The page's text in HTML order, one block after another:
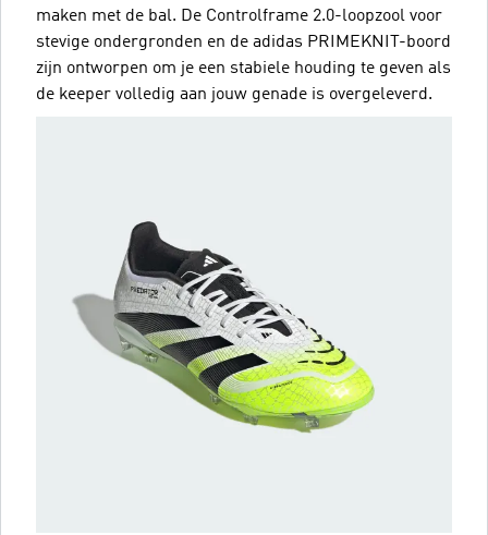
maken met de bal. De Controlframe 2.0-loopzool voor
stevige ondergronden en de adidas PRIMEKNIT-boord
zijn ontworpen om je een stabiele houding te geven als
de keeper volledig aan jouw genade is overgeleverd.